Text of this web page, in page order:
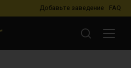
Добавьте заведение FAQ